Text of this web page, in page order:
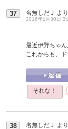
37 名無しだＪ より
2016年1月30日
最近伊野ちゃ
これからも、
それな！
38 名無しだＪ より